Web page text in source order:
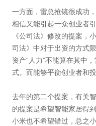
一方面，雷总抢镜很成功
相信又能引起一众创业者
《公司法》修改的提案，
司法》中对于出资的方式
资产“人力”不能算在其中
式。而能够平衡创业者和
去年的第二个提案，有关
的提案是希望智能家居得
小米也不希望错过，总之